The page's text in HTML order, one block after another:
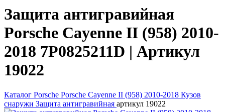
Защита антигравийная
Porsche Cayenne II (958) 2010-
2018 7P0825211D | Артикул
19022
Каталог Porsche Porsche Cayenne II (958) 2010-2018 Кузов
снаружи Защита антигравийная артикул 19022